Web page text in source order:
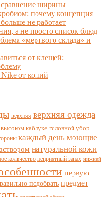
ширины
почему концепция
не работает
а не просто список блюд
«мертвого склада» и
от клещей:
от копий
верхняя верхняя одежда
высоком каблуке головной убор
каждый день моющие
натуральной кожи
количество неприятный запах нижней
первую
подобрать предмет